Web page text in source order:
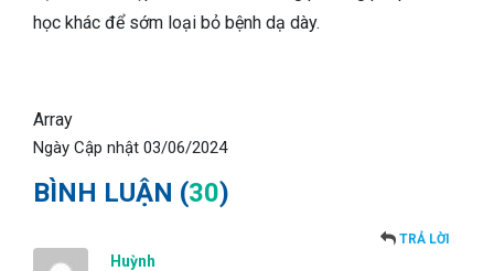
học khác để sớm loại bỏ bệnh dạ dày.
Array
Ngày Cập nhật 03/06/2024
BÌNH LUẬN (30)
Huỳnh
TRẢ LỜI